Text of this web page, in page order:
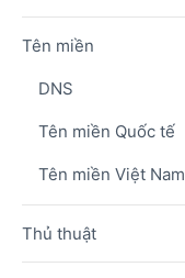
Tên miền
DNS
Tên miền Quốc tế
Tên miền Việt Nam
Thủ thuật